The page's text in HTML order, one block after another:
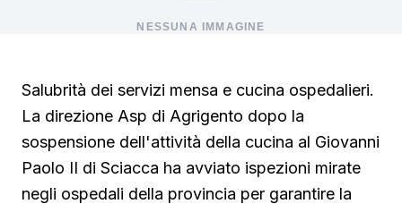
NESSUNA IMMAGINE
Salubrità dei servizi mensa e cucina ospedalieri.
La direzione Asp di Agrigento dopo la
sospensione dell'attività della cucina al Giovanni
Paolo II di Sciacca ha avviato ispezioni mirate
negli ospedali della provincia per garantire la